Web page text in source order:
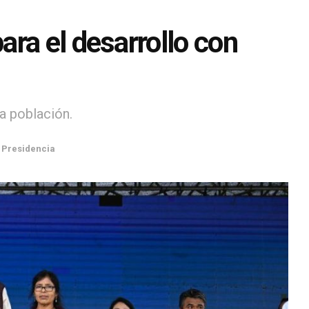
el desarrollo con
población.
Presidencia